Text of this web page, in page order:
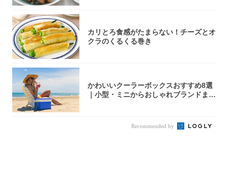
カリとろ食感がたまらない！チーズとオ
クラのくるくる巻き
かわいいクーラーボックスおすすめ8選
｜小型・ミニからおしゃれブランドまで
Recommended by